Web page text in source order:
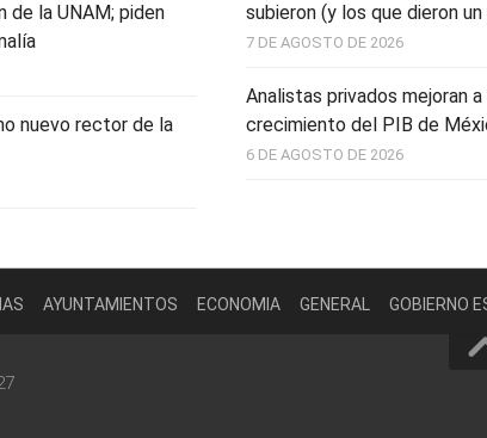
de la UNAM; piden
nuevo rector de la
subieron (y los que dieron
7 DE AGOSTO DE 2026
Analistas privados mejoran
crecimiento del PIB de
6 DE AGOSTO DE 2026
AYUNTAMIENTOS ECONOMIA GENERAL GOBIERNO